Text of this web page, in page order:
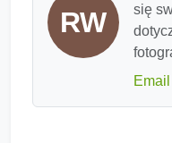
RW
się
Email